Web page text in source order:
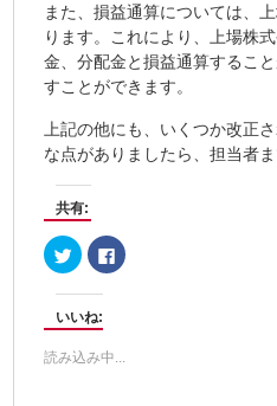
また、損益通算については、
ります。これにより、上場株
金、分配金と損益通算するこ
すことができます。
上記の他にも、いくつか改正
な点がありましたら、担当者ま
共有:
ク
リ
ク
し
て
Twitter
で
共
Facebook
で
ク
いいね:
読み込み中...